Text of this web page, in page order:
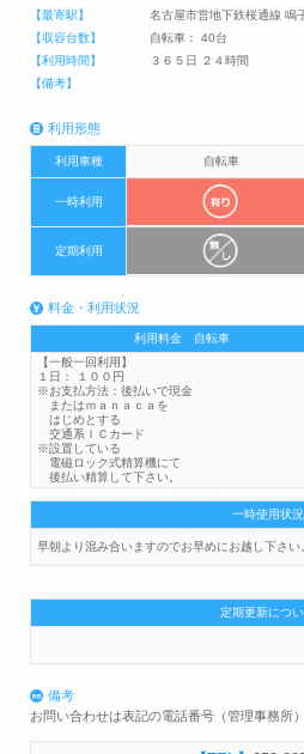
【最寄駅】
名古屋市営地下鉄桜通線 鳴
【収容台数】
自転車： 40台
【利用時間】
３６５日 ２４時間
【備考】
利用形態
利用車種 自転車
一時利用
定期利用
料金・利用状況
利用料金 自転車
【一般一回利用】
１日： １００円
※お支払方法：後払いで現金
またはｍａｎａｃａを
はじめとする
交通系ＩＣカード
※設置している
電磁ロック式精算機にて
後払い精算して下さい。
一時使用状況
早朝より混み合いますのでお早めにお越し下さい
定期更新につ
備考
お問い合わせは表記の電話番号（管理事務所